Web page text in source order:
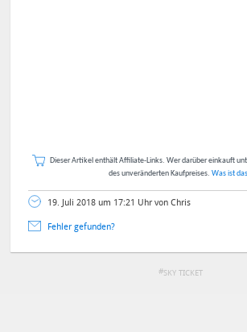
Dieser Artikel enthält Affiliate-Links. Wer darüber einkauft
des unveränderten Kaufpreises. Was ist
19. Juli 2018 um 17:21 Uhr von Chris
Fehler gefunden?
SKY TICKET